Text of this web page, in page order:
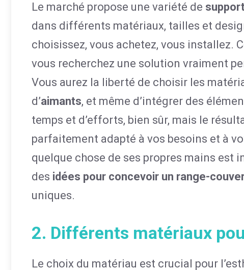
Le marché propose une variété de
dans différents matériaux, tailles et
choisissez, vous achetez, vous installez.
vous recherchez une solution vraiment
Vous aurez la liberté de choisir les
d’aimants, et même d’intégrer des
temps et d’efforts, bien sûr, mais le
parfaitement adapté à vos besoins et à
quelque chose de ses propres mains est
des idées pour concevoir un range-
uniques.
2. Différents matériaux
Le choix du matériau est crucial pour